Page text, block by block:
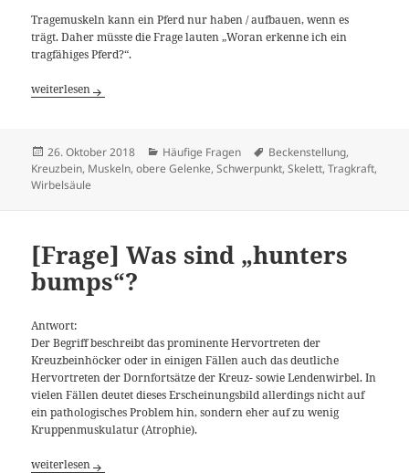
Tragemuskeln kann ein Pferd nur haben / aufbauen, wenn es
trägt. Daher müsste die Frage lauten „Woran erkenne ich ein
tragfähiges Pferd?“.
[Frage] Wie erkenne ich ob ein Pferd Tragemuskeln hat?
weiterlesen
Veröffentlicht
am
26. Oktober 2018 Kategorien
Häufige Fragen Tags
Beckenstellung,
Kreuzbein, Muskeln,obere Gelenke,Schwerpunkt,Skelett,Tragkraft,
Wirbelsäule
[Frage] Was sind „hunters
bumps“?
Antwort:
Der Begriff beschreibt das prominente Hervortreten der
Kreuzbeinhöcker oder in einigen Fällen auch das deutliche
Hervortreten der Dornfortsätze der Kreuz- sowie Lendenwirbel. In
vielen Fällen deutet dieses Erscheinungsbild allerdings nicht auf
ein pathologisches Problem hin, sondern eher auf zu wenig
Kruppenmuskulatur (Atrophie).
[Frage] Was sind „hunters bumps“?
weiterlesen